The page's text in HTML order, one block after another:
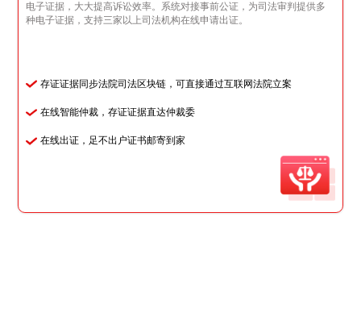
电子证据，大大提高诉讼效率。系统对接事前公证，为司法审判提供多
种电子证据，支持三家以上司法机构在线申请出证。
存证证据同步法院司法区块链，可直接通过互联网法院立案
在线智能仲裁，存证证据直达仲裁委
在线出证，足不出户证书邮寄到家